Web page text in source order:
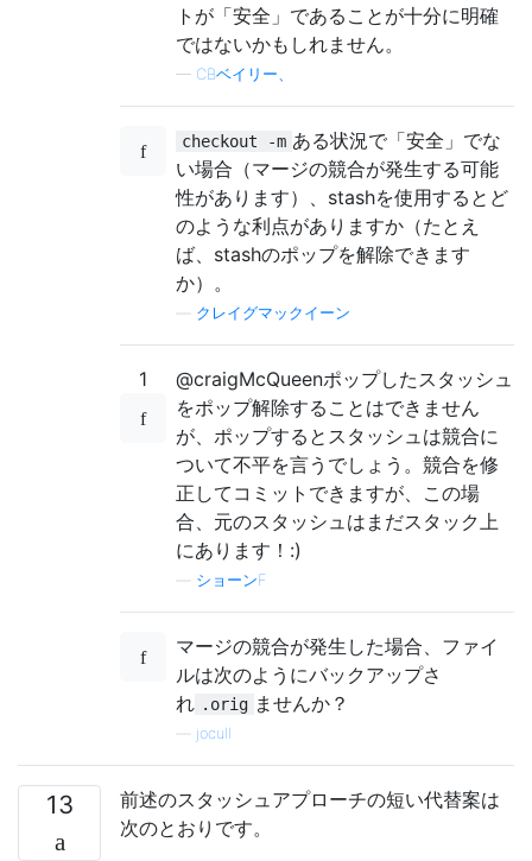
トが「安全」であることが十分に明確
ではないかもしれません。
— CBベイリー、
checkout -m ある状況で「安全」でな
い場合（マージの競合が発生する可能
性があります）、stashを使用するとど
のような利点がありますか（たとえ
ば、stashのポップを解除できます
か）。
クレイグマックイーン
1
@craigMcQueenポップしたスタッシュ
をポップ解除することはできません
が、ポップするとスタッシュは競合に
ついて不平を言うでしょう。競合を修
正してコミットできますが、この場
合、元のスタッシュはまだスタック上
にあります！:)
ショーンF
マージの競合が発生した場合、ファイ
ルは次のようにバックアップさ
れ .orig ませんか？
jocull
13
前述のスタッシュアプ​​ローチの短い代替案は
次のとおりです。